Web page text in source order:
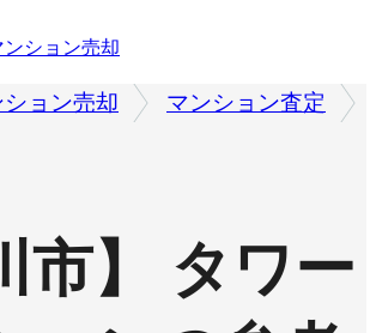
ンション売却
ョン売却 マンション査定
市】 タワー